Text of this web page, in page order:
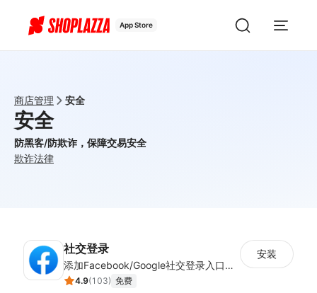
App Store
商店管理 安全
安全
防黑客/防欺诈，保障交易安全
欺诈法律
社交登录
添加Facebook/Google社交登录入口，简化顾客注册流程
4.9(103) 免费
安装